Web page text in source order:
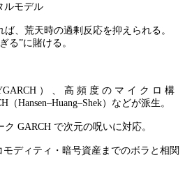
ルモデル
、荒天時の過剰反応を抑えられる。
る”に賭ける。
） 、 高 頻 度 の マ イ ク ロ 構
Hansen–Huang–Shek）などが派生。
GARCH で次元の呪いに対応。
ディティ・暗号資産までのボラと相関